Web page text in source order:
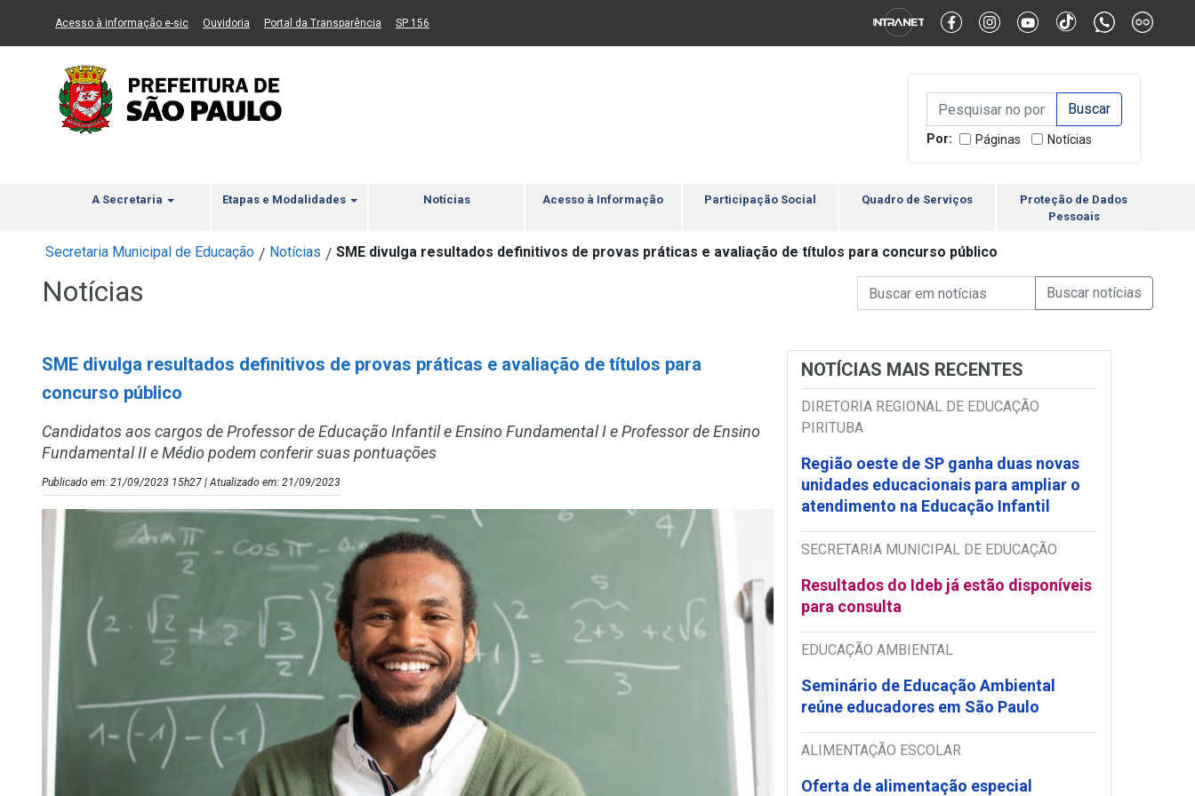
Ir ao Conteúdo Ir para menu principal 2 Ir para busca Ir para rodapé Alternar Alto Contraste Alternar Tamanho da Fonte
Acesso à informação e-sic(Link para um novo sítio)
Ouvidoria (Link para um novo sítio)
Portal da Transparência (Link para um novo sítio)
SP 156
Campo de Busca de
Campo de Busca de informaçõesEnviar a Busca
Por: Páginas Notícias
A Secretaria Etapas e Modalidades Notícias Acesso à Informação Participação Social Quadro de Serviços
Proteção de Dados
Pessoais
Secretaria Municipal de Educação / Notícias / SME divulga resultados definitivos de provas práticas e avaliação de títulos para concurso público
Notícias Campo de Busca de Notícias
Campo de Busca de informaçõesEnviar a Busca de
SME divulga resultados definitivos de provas práticas e avaliação de títulos para
concurso público
Candidatos aos cargos de Professor de Educação Infantil e Ensino Fundamental I e Professor de Ensino
Fundamental II e Médio podem conferir suas pontuações
Publicado em: 21/09/2023 15h27 | Atualizado em: 21/09/2023
NOTÍCIAS MAIS RECENTES
DIRETORIA REGIONAL DE EDUCAÇÃO
PIRITUBA
Região oeste de SP ganha duas novas
unidades educacionais para ampliar o
atendimento na Educação Infantil
SECRETARIA MUNICIPAL DE EDUCAÇÃO
Resultados do Ideb já estão disponíveis
para consulta
EDUCAÇÃO AMBIENTAL
Seminário de Educação Ambiental
reúne educadores em São Paulo
ALIMENTAÇÃO ESCOLAR
Oferta de alimentação especial